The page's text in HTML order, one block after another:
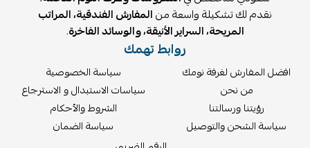
نقدم لك تشكيلة واسعة منالمفارش الفندقية، المراتب
المريحة، السراير الأنيقة، والوسائد الفاخرة.
روابط تهمك
افضل المفارش لغرفة نومك
من نحن
رؤيتنا ورسالتنا
سياسة الشحن والتوصيل
سياسة الخصوصية
سياسات الاستبدال و الاسترجاع
الشروط والأحكام
سياسة الضمان